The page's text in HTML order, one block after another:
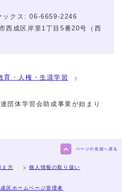
クス: 06-6659-2246
成区岸里1丁目5番20号（西
育・人権・生涯学習
団体学習会助成事業が始まり
ページの先頭へ戻る
え方 個人情報の取り扱い
区ホームページ管理者